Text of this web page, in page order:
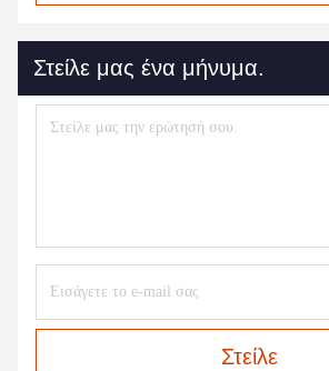
Στείλε μας ένα μήνυμα.
Στείλε